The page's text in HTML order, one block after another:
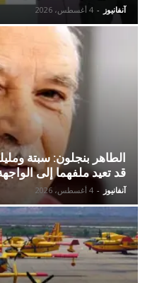
آنفانيوز - 4 أغسطس، 2026
الطاهر بنجلون: سبتة
قد تعيد ملفهما إلى
آنفانيوز - 4 أغسطس، 2026